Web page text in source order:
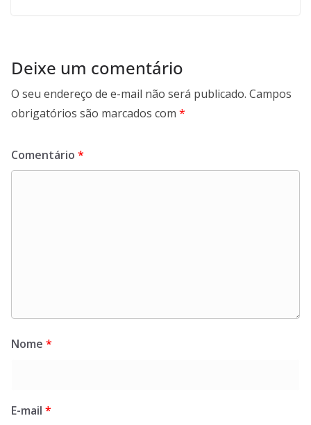
Deixe um comentário
O seu endereço de e-mail não será publicado. Campos
obrigatórios são marcados com *
Comentário *
Nome *
E-mail *